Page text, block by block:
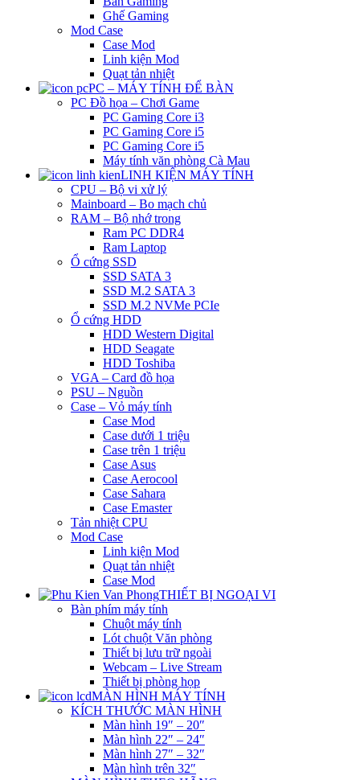
Ghế Gaming
Mod Case
Case Mod
Linh kiện Mod
Quạt tản nhiệt
PC – MÁY TÍNH ĐỂ BÀN
PC Đồ họa – Chơi Game
PC Gaming Core i3
PC Gaming Core i5
PC Gaming Core i5
Máy tính văn phòng Cà Mau
LINH KIỆN MÁY TÍNH
CPU – Bộ vi xử lý
Mainboard – Bo mạch chủ
RAM – Bộ nhớ trong
Ram PC DDR4
Ram Laptop
Ổ cứng SSD
SSD SATA 3
SSD M.2 SATA 3
SSD M.2 NVMe PCIe
Ổ cứng HDD
HDD Western Digital
HDD Seagate
HDD Toshiba
VGA – Card đồ họa
PSU – Nguồn
Case – Vỏ máy tính
Case Mod
Case dưới 1 triệu
Case trên 1 triệu
Case Asus
Case Aerocool
Case Sahara
Case Emaster
Tản nhiệt CPU
Mod Case
Linh kiện Mod
Quạt tản nhiệt
Case Mod
THIẾT BỊ NGOẠI VI
Bàn phím máy tính
Chuột máy tính
Lót chuột Văn phòng
Thiết bị lưu trữ ngoài
Webcam – Live Stream
Thiết bị phòng họp
MÀN HÌNH MÁY TÍNH
KÍCH THƯỚC MÀN HÌNH
Màn hình 19″ – 20″
Màn hình 22″ – 24″
Màn hình 27″ – 32″
Màn hình trên 32″